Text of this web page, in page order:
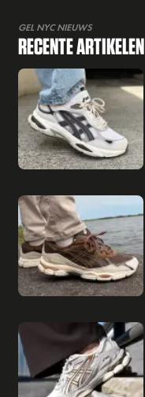
GEL NYC NIEUWS
RECENTE ARTIKELEN